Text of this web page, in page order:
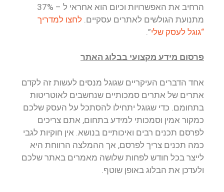
הרחיב את האפשרויות וכיום הוא אחראי ל – 37%
מתנועת הגולשים לאתרים עסקיים. לחצו למדריך
“גוגל לעסק שלי”.
פרסום מידע מקצועי בבלוג האתר
אחד הדברים העיקריים שגוגל מנסים לעשות זה לקדם
אתרים של אתרים סמכותיים שנחשבים לאוטריטות
בתחומם. כדי שגוגל יתחילו להסתכל על העסק שלכם
כמקור אמין וסמכותי למידע בתחום, אתם צריכים
לפרסם תכנים רבים ואיכותיים בנושא. אין חוקיות לגבי
כמה תכנים צריך לפרסם, אך ההמלצה הרווחת היא
לייצר בכל חודש לפחות שלושה מאמרים באתר שלכם
ולעדכן את הבלוג באופן שוטף.